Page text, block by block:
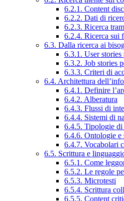
6.2.1. Content
6.2.2. Dati di
6.2.3. Ricerca
6.2.4. Ricerca sui
6.3. Dalla ricerca ai
6.3.1. User
6.3.2. Job stories
6.3.3. Criteri di
6.4. Architettura
6.4.1. Definire
6.4.2. Alberatura
6.4.3. Flussi di
6.4.4. Sistemi di
6.4.5. Tipologie di
6.4.6. Ontologie e
6.4.7. Vocabolari
6.5. Scrittura e
6.5.1. Come
6.5.2. Le regole
6.5.3. Microtesti
6.5.4. Scrittura
6.5.5. Content